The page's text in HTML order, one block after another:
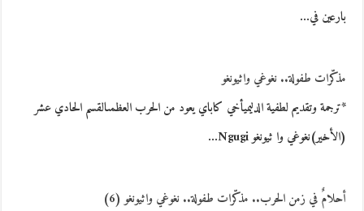
بارعين في…
مذكّرات طفولة.. نغوغي واثيونغو
*ترجمة وتقديم لطفية الدليميأخي كاباي يعود من الحرب العظمىالقسم الحادي عشر
(الأخير)نغوغي وا ثيونغو Ngugi…
أحلامٌ في زمن الحرب.. مذكّرات طفولة.. نغوغي واثيونغو (6)